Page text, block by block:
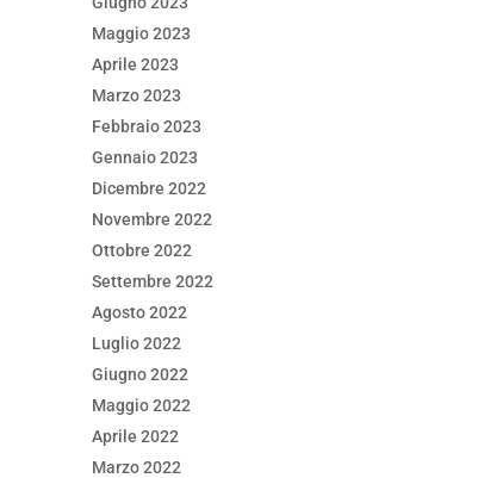
Maggio 2023
Aprile 2023
Marzo 2023
Febbraio 2023
Gennaio 2023
Dicembre 2022
Novembre 2022
Ottobre 2022
Settembre 2022
Agosto 2022
Luglio 2022
Giugno 2022
Maggio 2022
Aprile 2022
Marzo 2022